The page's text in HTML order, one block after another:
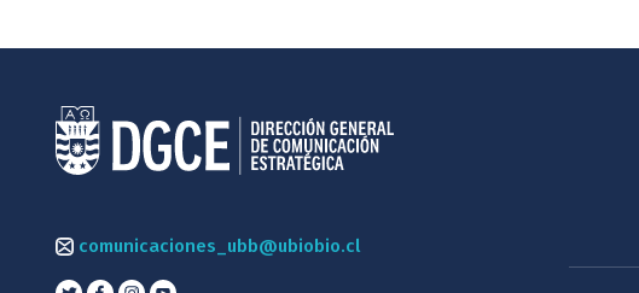
comunicaciones_ubb@ubiobio.cl